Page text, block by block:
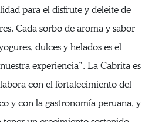
para el disfrute y deleite de
Cada sorbo de aroma y sabor
dulces y helados es el
experiencia”. La Cabrita es
con el fortalecimiento del
y con la gastronomía peruana, y